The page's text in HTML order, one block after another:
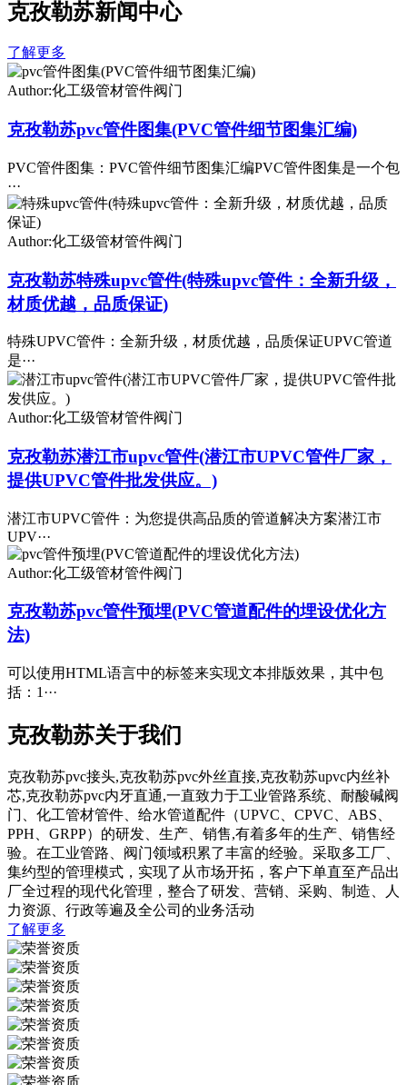
克孜勒苏新闻中心
了解更多
Author:化工级管材管件阀门
克孜勒苏pvc管件图集(PVC管件细节图集汇编)
PVC管件图集：PVC管件细节图集汇编PVC管件图集是一个包
···
Author:化工级管材管件阀门
克孜勒苏特殊upvc管件(特殊upvc管件：全新升级，
材质优越，品质保证)
特殊UPVC管件：全新升级，材质优越，品质保证UPVC管道
是···
Author:化工级管材管件阀门
克孜勒苏潜江市upvc管件(潜江市UPVC管件厂家，
提供UPVC管件批发供应。)
潜江市UPVC管件：为您提供高品质的管道解决方案潜江市
UPV···
Author:化工级管材管件阀门
克孜勒苏pvc管件预埋(PVC管道配件的埋设优化方
法)
可以使用HTML语言中的标签来实现文本排版效果，其中包
括：1···
克孜勒苏关于我们
克孜勒苏pvc接头,克孜勒苏pvc外丝直接,克孜勒苏upvc内丝补
芯,克孜勒苏pvc内牙直通,一直致力于工业管路系统、耐酸碱阀
门、化工管材管件、给水管道配件（UPVC、CPVC、ABS、
PPH、GRPP）的研发、生产、销售,有着多年的生产、销售经
验。在工业管路、阀门领域积累了丰富的经验。采取多工厂、
集约型的管理模式，实现了从市场开拓，客户下单直至产品出
厂全过程的现代化管理，整合了研发、营销、采购、制造、人
力资源、行政等遍及全公司的业务活动
了解更多